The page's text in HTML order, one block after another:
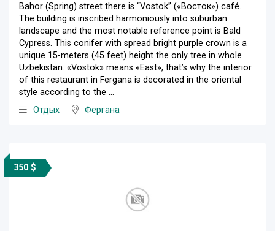
Bahor (Spring) street there is “Vostok” («Восток») café.
The building is inscribed harmoniously into suburban
landscape and the most notable reference point is Bald
Cypress. This conifer with spread bright purple crown is a
unique 15-meters (45 feet) height the only tree in whole
Uzbekistan. «Vostok» means «East», that’s why the interior
of this restaurant in Fergana is decorated in the oriental
style according to the ...
Отдых
Фергана
350 $